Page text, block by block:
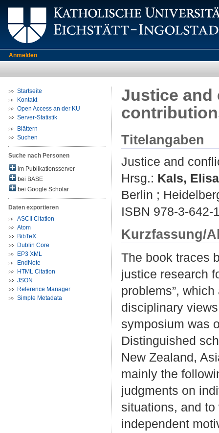
Anmelden
Startseite
Kontakt
Open Access an der KU
Server-Statistik
Blättern
Suchen
Suche nach Personen
im Publikationsserver
bei BASE
bei Google Scholar
Daten exportieren
ASCII Citation
Atom
BibTeX
Dublin Core
EP3 XML
EndNote
HTML Citation
JSON
Reference Manager
Simple Metadata
Justice and
Titelangaben
Justice and
Hrsg.: Kals,
Berlin ;
ISBN 978-3-642-
Kurzfassung/
The book traces
justice research
problems”,
disciplinary
symposium was
Distinguished
New Zealand,
mainly the
judgments on
situations, and
independent